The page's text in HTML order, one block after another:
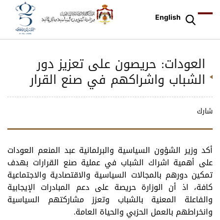
English
العودات: حريصون على تعزيز دور
الشباب واشراكهم في صنع القرار
شارك
أكد وزير الشؤون السياسية والبرلمانية عبد المنعم العودات
على أهمية اشراك الشباب في عملية صنع القرارات بهدف
تمكين دورهم بالمجالات السياسية والاقتصادية والاجتماعية
كافة، اذ أن الوزارة حريصة على دعم المبادرات الإيجابية
والفاعلة المعنية بالشباب وتعزز مشاركتهم السياسية
وانخراطهم بالعمل الحزبي والحياة العامة.